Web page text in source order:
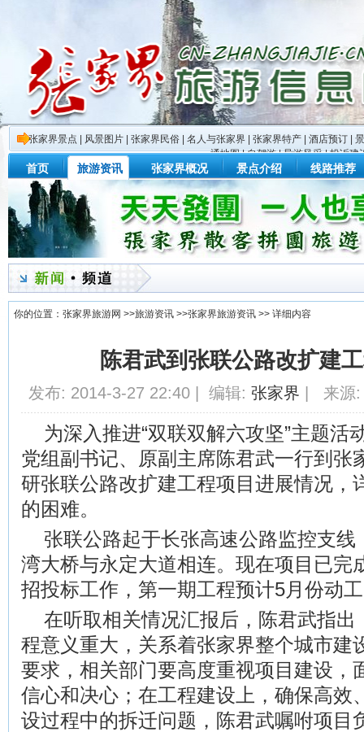
张家界景点 风景图片 张家界民俗 名人与张家界 张家界特产 酒店预订
通地图|自驾游|导游风采|投诉建
首页 旅游资讯 张家界概况 景点介绍 线路推荐
你的位置： 张家界旅游网 >>旅游资讯 >>张家界旅游资讯 >> 详细内容
陈君武到张联公路改扩建
发布: 2014-3-27 22:40 | 编辑: 张家界 | 来源:
为深入推进“双联双解六攻坚”主题活
党组副书记、原副主席陈君武一行到张
研张联公路改扩建工程项目进展情况，
的困难。
张联公路起于长张高速公路监控支线
湾大桥与永定大道相连。现在项目已完
招投标工作，第一期工程预计5月份动
在听取相关情况汇报后，陈君武指出
程意义重大，关系着张家界整个城市建
要求，相关部门要高度重视项目建设，
信心和决心；在工程建设上，确保高效
设过程中的拆迁问题，陈君武嘱咐项目